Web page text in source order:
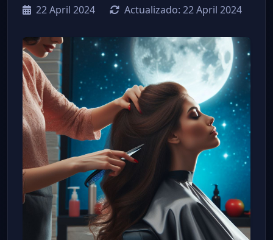
22 April 2024 Actualizado: 22 April 2024